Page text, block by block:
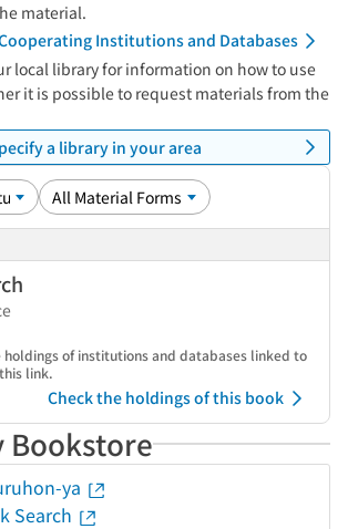
material.
Institutions and Databases
local library for information on how to use
it is possible to request materials from the
a library in your area
holdings of institutions and databases linked to
link.
Check the holdings of this book
Bookstore
ya
Search